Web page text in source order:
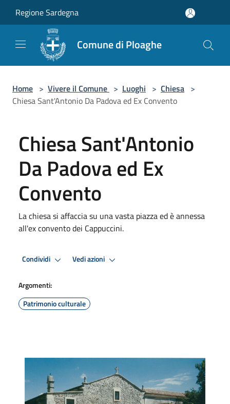
Regione Sardegna
Comune di Ploaghe
Home > Vivere il Comune > Luoghi > Chiesa >
Chiesa Sant'Antonio Da Padova ed Ex Convento
Chiesa Sant'Antonio
Da Padova ed Ex
Convento
La chiesa si affaccia su una vasta piazza ed è annessa
all'ex convento dei Cappuccini.
Condividi Vedi azioni
Argomenti:
Patrimonio culturale